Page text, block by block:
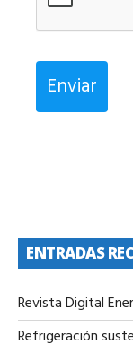
Enviar
ENTRADAS
Revista Digital
Refrigeración